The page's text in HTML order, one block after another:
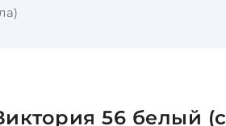
56 белый (с